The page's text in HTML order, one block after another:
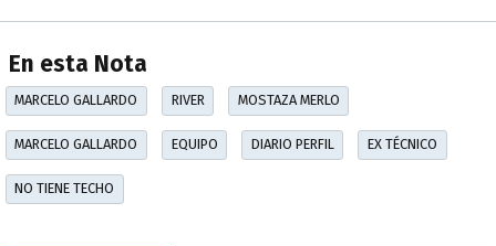
En esta Nota
MARCELO GALLARDO RIVER MOSTAZA MERLO
MARCELO GALLARDO EQUIPO DIARIO PERFIL EX TÉCNICO
NO TIENE TECHO